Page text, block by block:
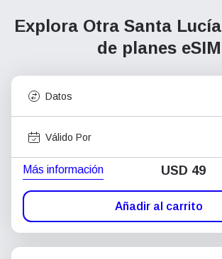
Explora Otra Santa Lucía
de planes eSIM
Datos
Válido Por
Más información USD 49
Añadir al carrito